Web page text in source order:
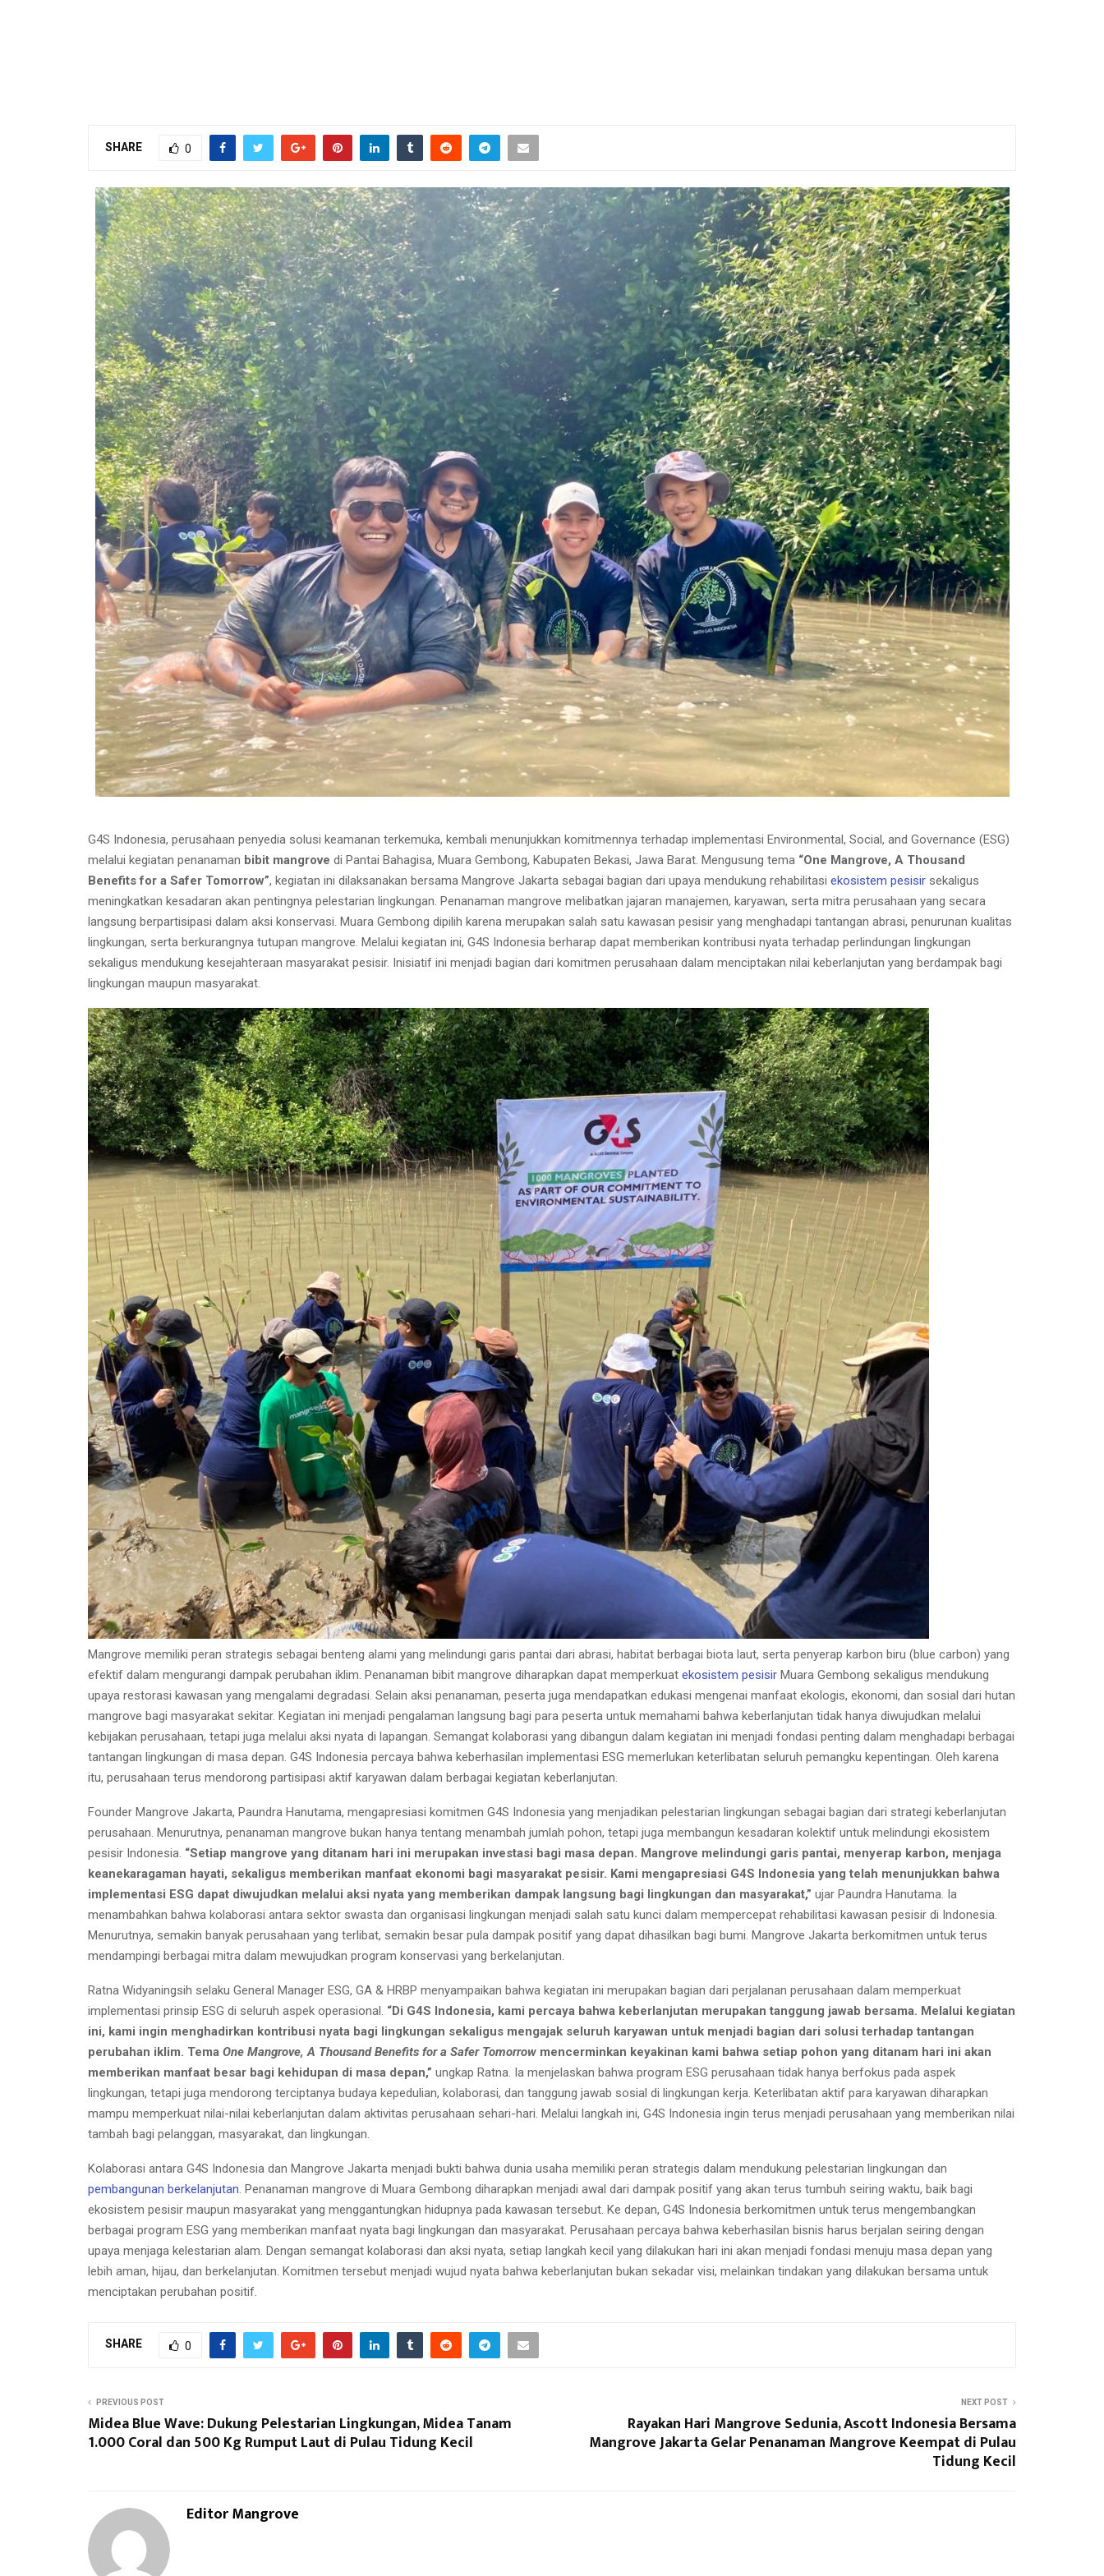
SHARE 0
G4S Indonesia, perusahaan penyedia solusi keamanan terkemuka, kembali menunjukkan komitmennya terhadap implementasi Environmental, Social, and Governance (ESG)
melalui kegiatan penanaman bibit mangrove di Pantai Bahagisa, Muara Gembong, Kabupaten Bekasi, Jawa Barat. Mengusung tema “One Mangrove, A Thousand
Benefits for a Safer Tomorrow”, kegiatan ini dilaksanakan bersama Mangrove Jakarta sebagai bagian dari upaya mendukung rehabilitasi ekosistem pesisir sekaligus
meningkatkan kesadaran akan pentingnya pelestarian lingkungan. Penanaman mangrove melibatkan jajaran manajemen, karyawan, serta mitra perusahaan yang secara
langsung berpartisipasi dalam aksi konservasi. Muara Gembong dipilih karena merupakan salah satu kawasan pesisir yang menghadapi tantangan abrasi, penurunan kualitas
lingkungan, serta berkurangnya tutupan mangrove. Melalui kegiatan ini, G4S Indonesia berharap dapat memberikan kontribusi nyata terhadap perlindungan lingkungan
sekaligus mendukung kesejahteraan masyarakat pesisir. Inisiatif ini menjadi bagian dari komitmen perusahaan dalam menciptakan nilai keberlanjutan yang berdampak bagi
lingkungan maupun masyarakat.
Mangrove memiliki peran strategis sebagai benteng alami yang melindungi garis pantai dari abrasi, habitat berbagai biota laut, serta penyerap karbon biru (blue carbon) yang
efektif dalam mengurangi dampak perubahan iklim. Penanaman bibit mangrove diharapkan dapat memperkuat ekosistem pesisir Muara Gembong sekaligus mendukung
upaya restorasi kawasan yang mengalami degradasi. Selain aksi penanaman, peserta juga mendapatkan edukasi mengenai manfaat ekologis, ekonomi, dan sosial dari hutan
mangrove bagi masyarakat sekitar. Kegiatan ini menjadi pengalaman langsung bagi para peserta untuk memahami bahwa keberlanjutan tidak hanya diwujudkan melalui
kebijakan perusahaan, tetapi juga melalui aksi nyata di lapangan. Semangat kolaborasi yang dibangun dalam kegiatan ini menjadi fondasi penting dalam menghadapi berbagai
tantangan lingkungan di masa depan. G4S Indonesia percaya bahwa keberhasilan implementasi ESG memerlukan keterlibatan seluruh pemangku kepentingan. Oleh karena
itu, perusahaan terus mendorong partisipasi aktif karyawan dalam berbagai kegiatan keberlanjutan.
Founder Mangrove Jakarta, Paundra Hanutama, mengapresiasi komitmen G4S Indonesia yang menjadikan pelestarian lingkungan sebagai bagian dari strategi keberlanjutan
perusahaan. Menurutnya, penanaman mangrove bukan hanya tentang menambah jumlah pohon, tetapi juga membangun kesadaran kolektif untuk melindungi ekosistem
pesisir Indonesia. “Setiap mangrove yang ditanam hari ini merupakan investasi bagi masa depan. Mangrove melindungi garis pantai, menyerap karbon, menjaga
keanekaragaman hayati, sekaligus memberikan manfaat ekonomi bagi masyarakat pesisir. Kami mengapresiasi G4S Indonesia yang telah menunjukkan bahwa
implementasi ESG dapat diwujudkan melalui aksi nyata yang memberikan dampak langsung bagi lingkungan dan masyarakat,” ujar Paundra Hanutama. Ia
menambahkan bahwa kolaborasi antara sektor swasta dan organisasi lingkungan menjadi salah satu kunci dalam mempercepat rehabilitasi kawasan pesisir di Indonesia.
Menurutnya, semakin banyak perusahaan yang terlibat, semakin besar pula dampak positif yang dapat dihasilkan bagi bumi. Mangrove Jakarta berkomitmen untuk terus
mendampingi berbagai mitra dalam mewujudkan program konservasi yang berkelanjutan.
Ratna Widyaningsih selaku General Manager ESG, GA & HRBP menyampaikan bahwa kegiatan ini merupakan bagian dari perjalanan perusahaan dalam memperkuat
implementasi prinsip ESG di seluruh aspek operasional. “Di G4S Indonesia, kami percaya bahwa keberlanjutan merupakan tanggung jawab bersama. Melalui kegiatan
ini, kami ingin menghadirkan kontribusi nyata bagi lingkungan sekaligus mengajak seluruh karyawan untuk menjadi bagian dari solusi terhadap tantangan
perubahan iklim. Tema One Mangrove, A Thousand Benefits for a Safer Tomorrow mencerminkan keyakinan kami bahwa setiap pohon yang ditanam hari ini akan
memberikan manfaat besar bagi kehidupan di masa depan,” ungkap Ratna. Ia menjelaskan bahwa program ESG perusahaan tidak hanya berfokus pada aspek
lingkungan, tetapi juga mendorong terciptanya budaya kepedulian, kolaborasi, dan tanggung jawab sosial di lingkungan kerja. Keterlibatan aktif para karyawan diharapkan
mampu memperkuat nilai-nilai keberlanjutan dalam aktivitas perusahaan sehari-hari. Melalui langkah ini, G4S Indonesia ingin terus menjadi perusahaan yang memberikan nilai
tambah bagi pelanggan, masyarakat, dan lingkungan.
Kolaborasi antara G4S Indonesia dan Mangrove Jakarta menjadi bukti bahwa dunia usaha memiliki peran strategis dalam mendukung pelestarian lingkungan dan
pembangunan berkelanjutan . Penanaman mangrove di Muara Gembong diharapkan menjadi awal dari dampak positif yang akan terus tumbuh seiring waktu, baik bagi
ekosistem pesisir maupun masyarakat yang menggantungkan hidupnya pada kawasan tersebut. Ke depan, G4S Indonesia berkomitmen untuk terus mengembangkan
berbagai program ESG yang memberikan manfaat nyata bagi lingkungan dan masyarakat. Perusahaan percaya bahwa keberhasilan bisnis harus berjalan seiring dengan
upaya menjaga kelestarian alam. Dengan semangat kolaborasi dan aksi nyata, setiap langkah kecil yang dilakukan hari ini akan menjadi fondasi menuju masa depan yang
lebih aman, hijau, dan berkelanjutan. Komitmen tersebut menjadi wujud nyata bahwa keberlanjutan bukan sekadar visi, melainkan tindakan yang dilakukan bersama untuk
menciptakan perubahan positif.
SHARE 0
PREVIOUS POST
Midea Blue Wave: Dukung Pelestarian Lingkungan, Midea Tanam
1.000 Coral dan 500 Kg Rumput Laut di Pulau Tidung Kecil
NEXT POST
Rayakan Hari Mangrove Sedunia, Ascott Indonesia Bersama
Mangrove Jakarta Gelar Penanaman Mangrove Keempat di Pulau
Tidung Kecil
Editor Mangrove